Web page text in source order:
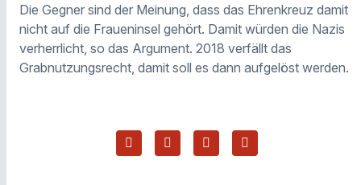
Die Gegner sind der Meinung, dass das Ehrenkreuz damit
nicht auf die Fraueninsel gehört. Damit würden die Nazis
verherrlicht, so das Argument. 2018 verfällt das
Grabnutzungsrecht, damit soll es dann aufgelöst werden.